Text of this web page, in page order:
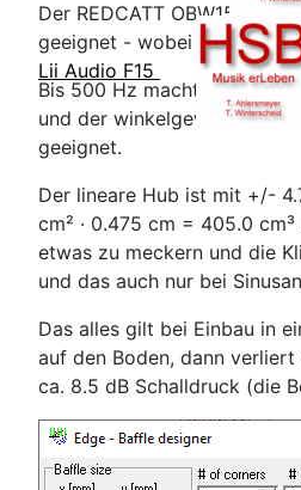
Lii Audio F15
Der REDCATT OBW15 ist
geeignet - wobei die offene
Bis 500 Hz macht der
und der winkelgewichtete
geeignet.
Der lineare Hub ist mit +/-
cm² · 0.475 cm = 405.0
etwas zu meckern und die
und das auch nur bei
Das alles gilt bei Einbau in
auf den Boden, dann verliert
ca. 8.5 dB Schalldruck (die